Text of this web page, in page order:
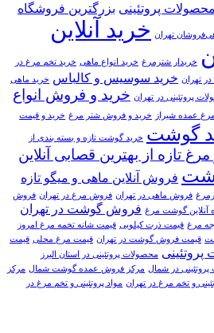
محصولات پروتئینی بزرگترین فروشگاه
تهران خرید آنلاین
خریدار شترمرغ خرید انواع ماهی خرید تخم مرغ در
تهران خرید سوسیس و کالباس خرید ماهی
پروتئینی در تهران خرید و فروش انواع
عمده شیراز خرید و فروش شتر مرغ خرید و قیمت
گوشت خرید گوشت تازه و بسته بندی از
تازه از بهترین قصابی آنلاین
فروش آنلاین ماهی و میگو تازه
فروش ماهی در تهران فروش مرغ در تهران فروش
آنلاین گوشت مرغ فروش گوشت در تهران
مرغ قیمت ذرت کیلویی قیمت شانه تخمه مرغ امروز
قیمت فروش گوشت در تهران قیمت مرغ محلی قیمت
محصولات پروتئینی در استان البرز
در شمال مرکز فروش عمده گوشت شمال مرکز
و تخم مرغ در تهران مواد پروتئینی و تخم مرغ در